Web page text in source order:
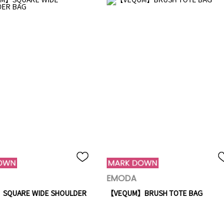
SQUARE WIDE SHOULDER
EMODA
【VEQUM】BRUSH TOTE BAG